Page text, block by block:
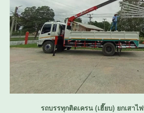
รถบรรทุกติดเครน (เฮี๊ยบ) ยกเสาไ